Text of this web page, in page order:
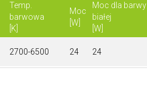
Temp.
barwowa
[K]
Moc
[W]
Moc dla barwy
białej
[W]
2700-6500 24 24